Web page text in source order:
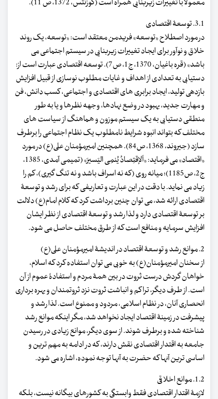
معمولاً با تغییرات زیربنایی همراه است (کوزنتس، 1372، ص 11).
3.1. توسعۀ اقتصادی
در مورد اصطلاح «توسعه» فریدمن معتقد است: «توسعه، یک روند
خلاق و نوآور برای ایجاد تغییرات زیربنایی در سیستم اجتماعی می
باشد» (قره باغیان، 1370، ج1، ص7). توسعه اقتصادی عبارت است از:
دستیابی به تعدادی از اهداف و غایات مطلوب نوسازی از قبیل افزایش
بازدهی تولید، ایجاد برابری های اقتصادی و اجتماعی، کسب دانش، فن
و مهارت جدید، بهبود در وضع نهادها، وجهه نظرها و یا به طور
منطقی دستیابی به یک سیستم موزون و هماهنگ از سیاست های
مختلف که بتواند انبوه شرایط نامطلوب یک نظام اجتماعی را برطرف
سازد (جیروند، 1368، ص84). همچنین امیرمؤمنان علی(ع) در مورد
«اقتصاد» می فرماید: «اَلإقتِصادُ یُنمِی الیَسیرَ» (تمیمی آمدی، 1385،
ج2، ص1185)؛ میانه روی (که نه اسراف باشد و نه تنگ گیری)، کم را
زیاد می نماید. با دقت در این عبارت و تعاریفی که برای رشد و توسعۀ
اقتصادی ارائه شد، می توان چنین برداشت کرد که کلام امام(ع) دلالت
بر توسعۀ اقتصادی دارد و لذا رشد و توسعۀ اقتصادی از نظر ایشان
افزایش سرمایه و منافع است که از طرق مختلف حاصل می شود.
2. موانع رشد و توسعۀ اقتصاد در اندیشۀ امیرمؤمنان علی(ع)
از سخنان امیرمؤمنان(ع) به خوبی می توان استفاده کرد که اسلام،
خواهان گردش درست ثروت در بین همۀ مردم و استفادۀ عموم از آن
است. از طرف دیگر، تراکم و انباشت ثروت نزد ثروتمندان و بهره برداری
انحصاری آنان، در نظام اسلامی، مردود و ممنوع است. لذا رشد و
پیشرفت در زمینۀ اقتصاد ایجاد نخواهد شد، مگر اینکه موانع رشد
شناخته شده و برطرف شوند. از سوی دیگر، موانع زیادی در رسیدن
جامعه به اقتدار اقتصادی نقش دارند، که در ادامه به مهم ترین و
اساسی ترین آنها که حضرت به آنها توجه نموده، اشاره می شود.
1.2. موانع اخلاقی
لازمۀ اقتدار اقتصادی فقط وابستگی به کشورهای بیگانه نیست، بلکه